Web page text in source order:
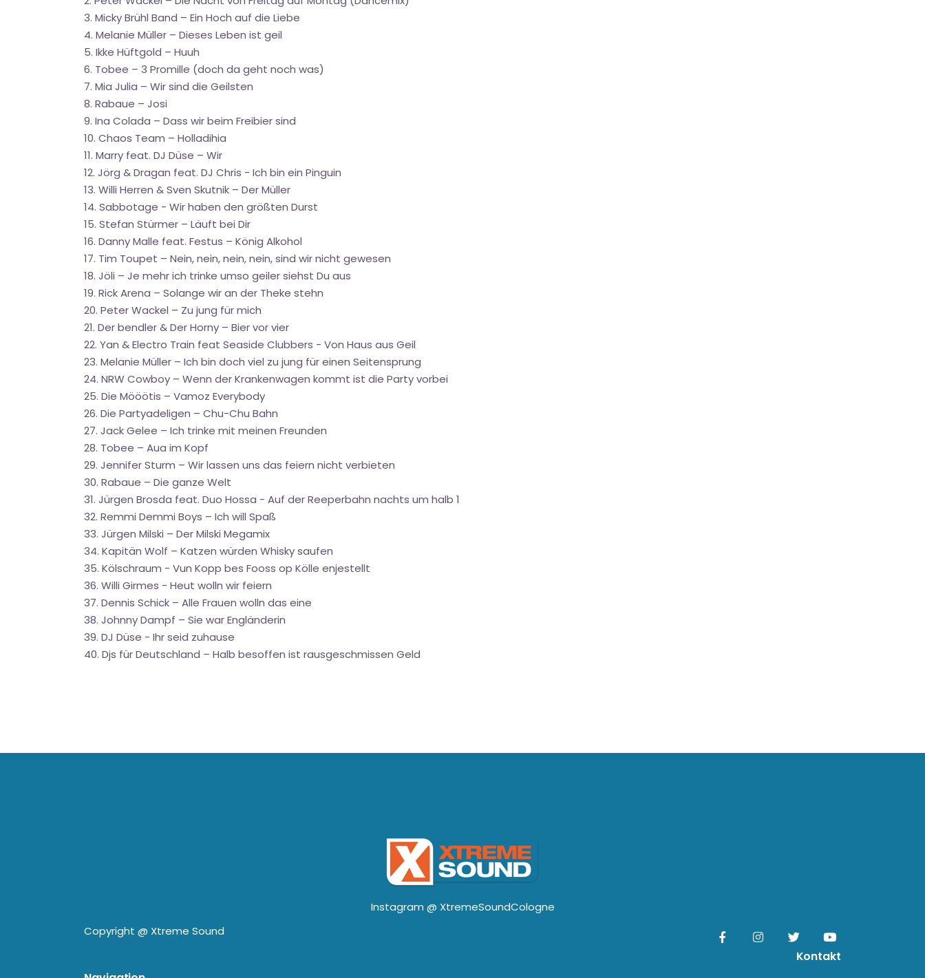
3. Micky Brühl Band – Ein Hoch auf die Liebe
4. Melanie Müller – Dieses Leben ist geil
5. Ikke Hüftgold – Huuh
6. Tobee – 3 Promille (doch da geht noch was)
7. Mia Julia – Wir sind die Geilsten
8. Rabaue – Josi
9. Ina Colada – Dass wir beim Freibier sind
10. Chaos Team – Holladihia
11. Marry feat. DJ Düse – Wir
12. Jörg & Dragan feat. DJ Chris - Ich bin ein Pinguin
13. Willi Herren & Sven Skutnik – Der Müller
14. Sabbotage - Wir haben den größten Durst
15. Stefan Stürmer – Läuft bei Dir
16. Danny Malle feat. Festus – König Alkohol
17. Tim Toupet – Nein, nein, nein, nein, sind wir nicht gewesen
18. Jöli – Je mehr ich trinke umso geiler siehst Du aus
19. Rick Arena – Solange wir an der Theke stehn
20. Peter Wackel – Zu jung für mich
21. Der bendler & Der Horny – Bier vor vier
22. Yan & Electro Train feat Seaside Clubbers - Von Haus aus Geil
23. Melanie Müller – Ich bin doch viel zu jung für einen Seitensprung
24. NRW Cowboy – Wenn der Krankenwagen kommt ist die Party vorbei
25. Die Mööötis – Vamoz Everybody
26. Die Partyadeligen – Chu-Chu Bahn
27. Jack Gelee – Ich trinke mit meinen Freunden
28. Tobee – Aua im Kopf
29. Jennifer Sturm – Wir lassen uns das feiern nicht verbieten
30. Rabaue – Die ganze Welt
31. Jürgen Brosda feat. Duo Hossa - Auf der Reeperbahn nachts um halb 1
32. Remmi Demmi Boys – Ich will Spaß
33. Jürgen Milski – Der Milski Megamix
34. Kapitän Wolf – Katzen würden Whisky saufen
35. Kölschraum - Vun Kopp bes Fooss op Kölle enjestellt
36. Willi Girmes - Heut wolln wir feiern
37. Dennis Schick – Alle Frauen wolln das eine
38. Johnny Dampf – Sie war Engländerin
39. DJ Düse - Ihr seid zuhause
40. Djs für Deutschland – Halb besoffen ist rausgeschmissen Geld
Instagram @ XtremeSoundCologne
Copyright @ Xtreme Sound
Kontakt